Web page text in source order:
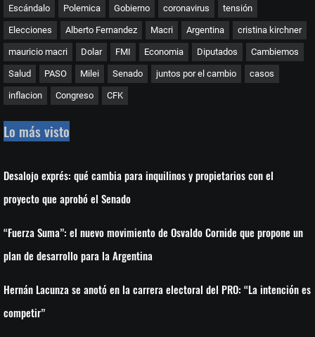
Escándalo Polemica Gobierno coronavirus tensión
Elecciones Alberto Fernandez Macri Argentina cristina kirchner
mauricio macri Dolar FMI Economia Diputados Cambiemos
Salud PASO Milei Senado juntos por el cambio casos
inflacion Congreso CFK
Lo más visto
Desalojo exprés: qué cambia para inquilinos y propietarios con el
proyecto que aprobó el Senado
“Fuerza Suma”: el nuevo movimiento de Osvaldo Cornide que propone un
plan de desarrollo para la Argentina
Hernán Lacunza se anotó en la carrera electoral del PRO: “La intención es
competir”